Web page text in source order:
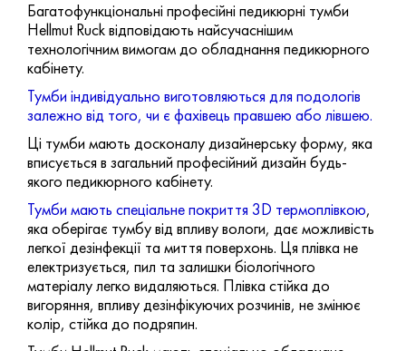
Багатофункціональні професійні педикюрні тумби
Hellmut Ruck відповідають найсучаснішим
технологічним вимогам до обладнання педикюрного
кабінету.
Тумби індивідуально виготовляються для подологів
залежно від того, чи є фахівець правшею або лівшею.
Ці тумби мають досконалу дизайнерську форму, яка
вписується в загальний професійний дизайн будь-
якого педикюрного кабінету.
Тумби мають спеціальне покриття 3D термоплівкою,
яка оберігає тумбу від впливу вологи, дає можливість
легкої дезінфекції та миття поверхонь. Ця плівка не
електризується, пил та залишки біологічного
матеріалу легко видаляються. Плівка стійка до
вигоряння, впливу дезінфікуючих розчинів, не змінює
колір, стійка до подряпин.